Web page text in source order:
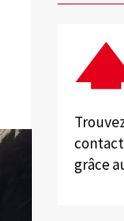
grâce